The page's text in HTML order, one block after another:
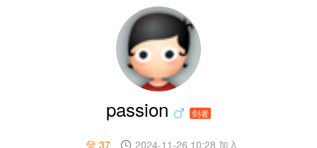
passion 剑者
37 2024-11-26 10:28 加入